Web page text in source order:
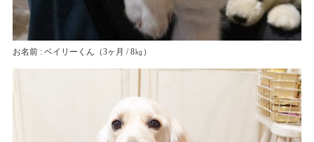
お名前 : ベイリーくん （3ヶ月 / 8㎏）